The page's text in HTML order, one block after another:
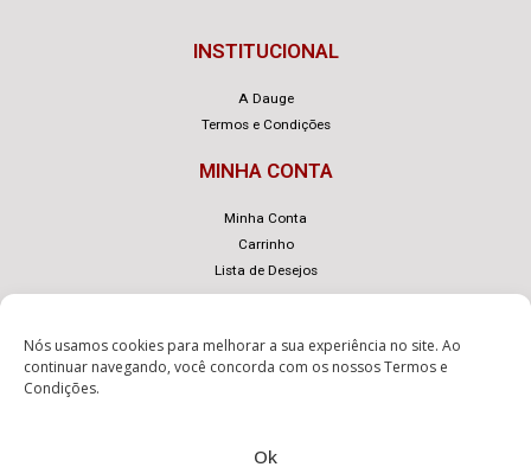
Nós usamos cookies para melhorar a sua experiência no site. Ao
continuar navegando, você concorda com os nossosTermos e
Condições.
Ok
INSTITUCIONAL
A Dauge
Termos e Condições
MINHA CONTA
Minha Conta
Carrinho
Lista de Desejos